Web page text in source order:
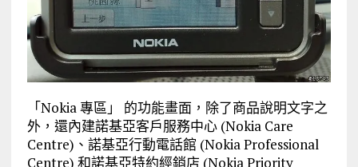
「Nokia 專區」 的功能畫面，除了商品說明文字之
外，還內建諾基亞客戶服務中心 (Nokia Care
Centre)、諾基亞行動電話館 (Nokia Professional
Centre) 和諾基亞特約經銷店 (Nokia Priority